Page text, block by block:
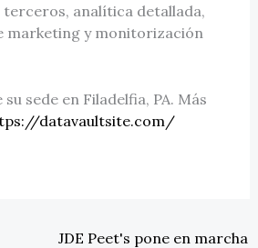
analítica detallada,
marketing y monitorización
sede en Filadelfia, PA. Más
datavaultsite.com/
JDE Peet's pone en marcha